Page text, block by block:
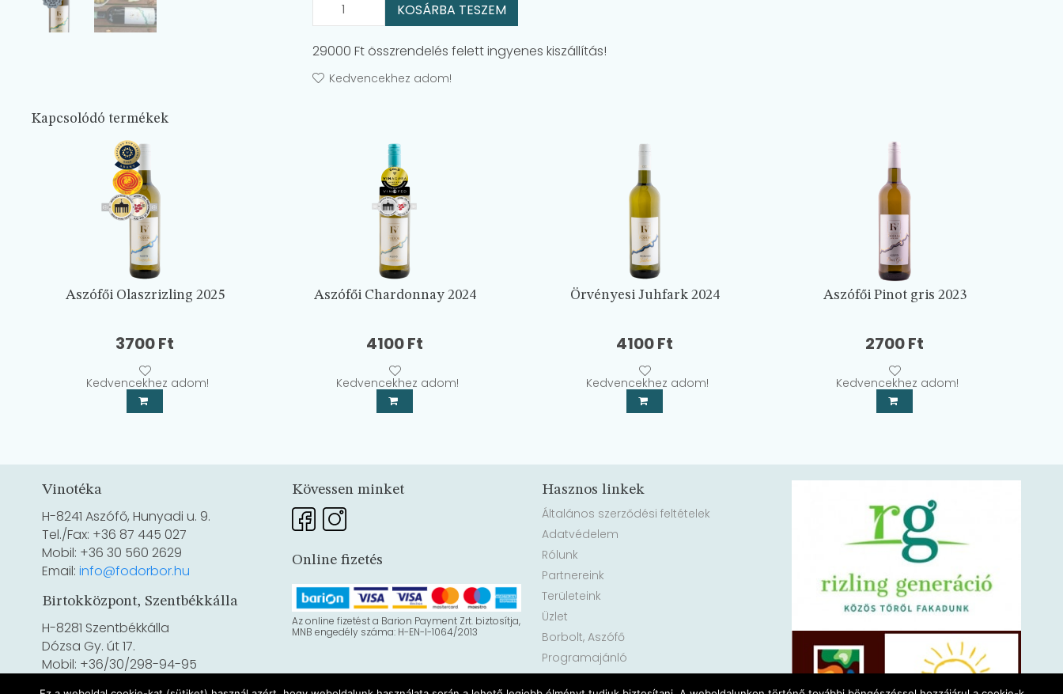
KOSÁRBA TESZEM
29000 Ft összrendelés felett ingyenes kiszállítás!
Kedvencekhez adom!
Kapcsolódó termékek
Aszófői Olaszrizling 2025
3700Ft
Kedvencekhez adom!
Aszófői Chardonnay 2024
4100Ft
Kedvencekhez adom!
Örvényesi Juhfark 2024
4100Ft
Kedvencekhez adom!
Aszófői Pinot gris 2023
2700Ft
Kedvencekhez adom!
Vinotéka
H-8241 Aszófő, Hunyadi u. 9.
Tel./Fax: +36 87 445 027
Mobil: +36 30 560 2629
Email: info@fodorbor.hu
Birtokközpont, Szentbékkálla
H-8281 Szentbékkálla
Dózsa Gy. út 17.
Mobil: +36/30/298-94-95
Kövessen minket
Online fizetés
Az online fizetést a Barion Payment Zrt. biztosítja,
MNB engedély száma: H-EN-I-1064/2013
Hasznos linkek
Általános szerződési feltételek
Adatvédelem
Rólunk
Partnereink
Területeink
Üzlet
Borbolt, Aszófő
Programajánló